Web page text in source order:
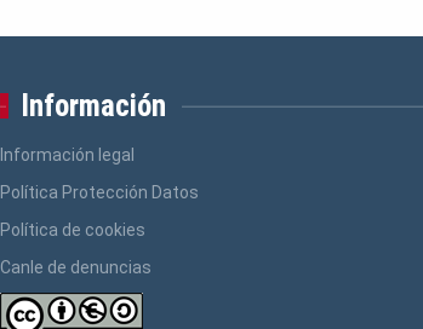
Información
Información legal
Política Protección Datos
Política de cookies
Canle de denuncias